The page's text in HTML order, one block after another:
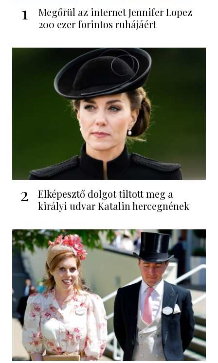
1
Megőrül az internet Jennifer Lopez
200 ezer forintos ruhájáért
2
Elképesztő dolgot tiltott meg a
királyi udvar Katalin hercegnének